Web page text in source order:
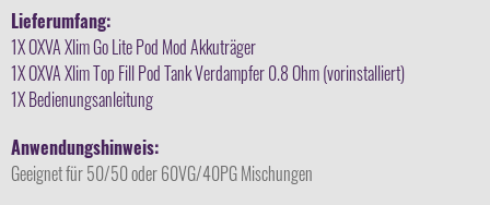
Lieferumfang:
1X OXVA Xlim Go Lite Pod Mod Akkuträger
1XOXVA Xlim Top Fill Pod Tank Verdampfer0.8 Ohm (vorinstalliert)
1X Bedienungsanleitung
Anwendungshinweis:
Geeignet für 50/50 oder 60VG/40PG Mischungen